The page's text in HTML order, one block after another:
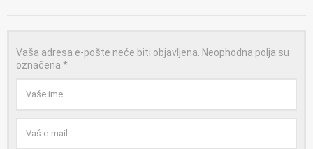
Vaša adresa e-pošte neće biti objavljena. Neophodna polja su
označena *